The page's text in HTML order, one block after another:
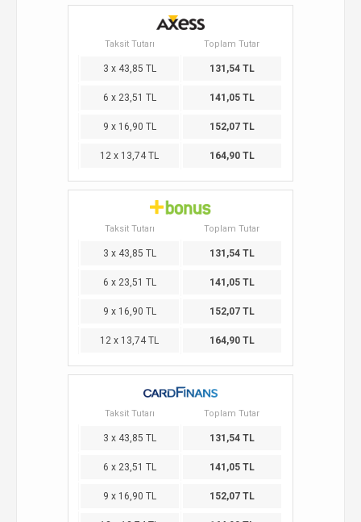
Taksit Tutarı Toplam Tutar
3 x 43,85 TL 131,54 TL
6 x 23,51 TL 141,05 TL
9 x 16,90 TL 152,07 TL
12 x 13,74 TL 164,90 TL
Taksit Tutarı Toplam Tutar
3 x 43,85 TL 131,54 TL
6 x 23,51 TL 141,05 TL
9 x 16,90 TL 152,07 TL
12 x 13,74 TL 164,90 TL
Taksit Tutarı Toplam Tutar
3 x 43,85 TL 131,54 TL
6 x 23,51 TL 141,05 TL
9 x 16,90 TL 152,07 TL